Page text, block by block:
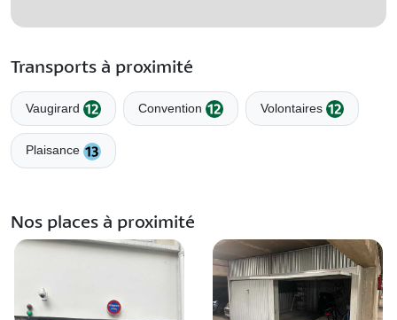
Transports à proximité
Vaugirard Convention Volontaires
Plaisance
Nos places à proximité